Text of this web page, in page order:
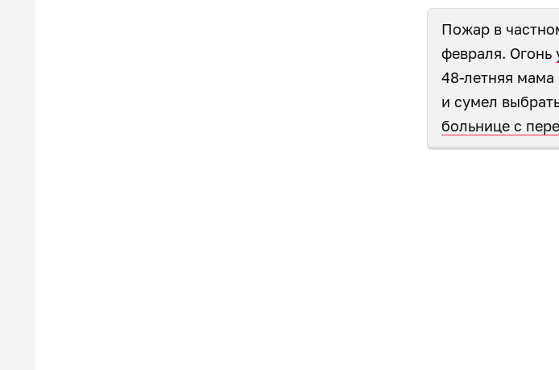
Пожар в
февраля. Огонь
48-летняя мама
и сумел
больнице с